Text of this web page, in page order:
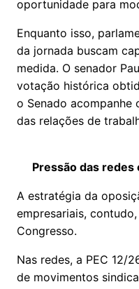
oportunidade para
Enquanto isso,
da jornada buscam
medida. O senador
votação histórica
o Senado acompanhe
das relações de
Pressão das redes
A estratégia da
empresariais,
Congresso.
Nas redes, a PEC 12/
de movimentos